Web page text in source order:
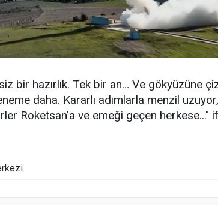
bir hazırlık. Tek bir an… Ve gökyüzüne
daha. Kararlı adımlarla menzil
Roketsan’a ve emeği geçen herkese..."